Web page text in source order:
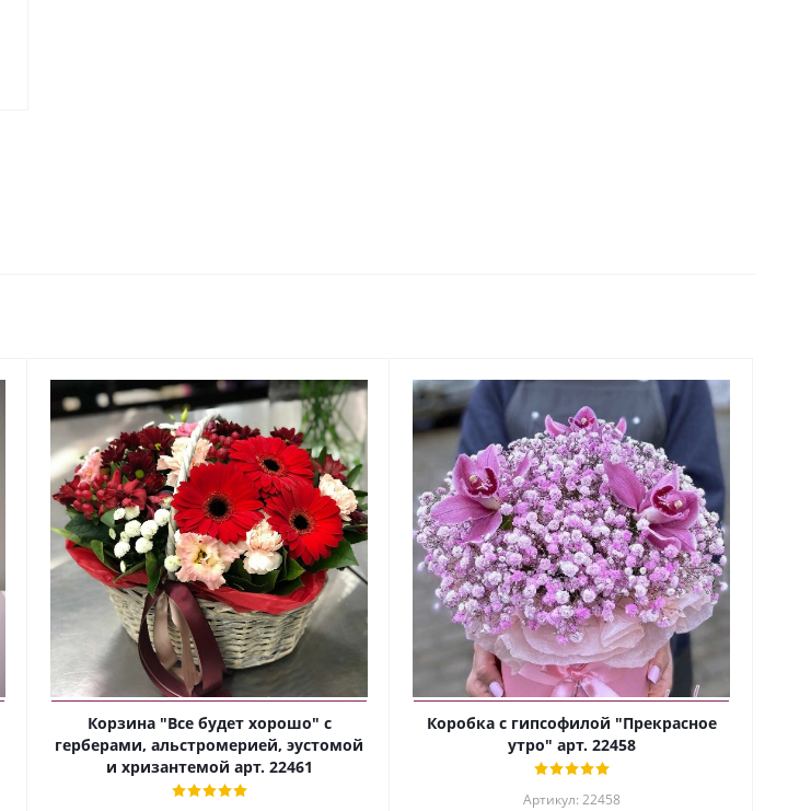
Корзина "Все будет хорошо" с
герберами, альстромерией, эустомой
и хризантемой арт. 22461
Коробка с гипсофилой "Прекрасное
утро" арт. 22458
Артикул: 22458